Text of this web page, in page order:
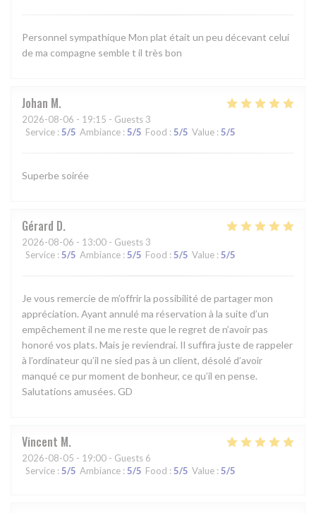
Personnel sympathique Mon plat était un peu décevant celui
de ma compagne semble t il très bon
Johan M
2026-08-06 - 19:15 - Guests 3
Service : 5/5 Ambiance : 5/5 Food : 5/5 Value : 5/5
Superbe soirée
Gérard D
2026-08-06 - 13:00 - Guests 3
Service : 5/5 Ambiance : 5/5 Food : 5/5 Value : 5/5
Je vous remercie de m’offrir la possibilité de partager mon
appréciation. Ayant annulé ma réservation à la suite d’un
empêchement il ne me reste que le regret de n’avoir pas
honoré vos plats. Mais je reviendrai. Il suffira juste de rappeler
à l’ordinateur qu’il ne sied pas à un client, désolé d’avoir
manqué ce pur moment de bonheur, ce qu’il en pense.
Salutations amusées. GD
Vincent M
2026-08-05 - 19:00 - Guests 6
Service : 5/5 Ambiance : 5/5 Food : 5/5 Value : 5/5